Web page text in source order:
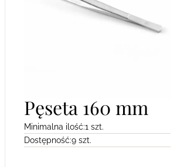
Pęseta 160 mm
Minimalna ilość:1 szt.
Dostępność:9 szt.